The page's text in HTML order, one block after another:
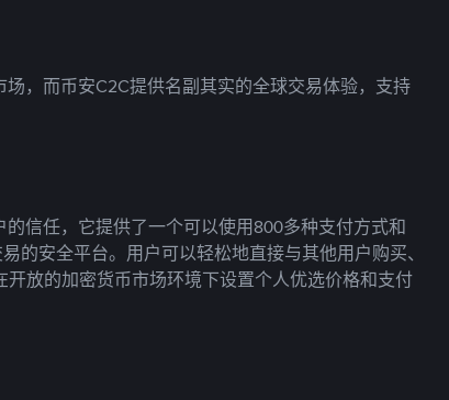
，而币安C2C提供名副其实的全球交易体验，支持
信任，它提供了一个可以使用800多种支付方式和
的安全平台。用户可以轻松地直接与其他用户购买、
开放的加密货币市场环境下设置个人优选价格和支付